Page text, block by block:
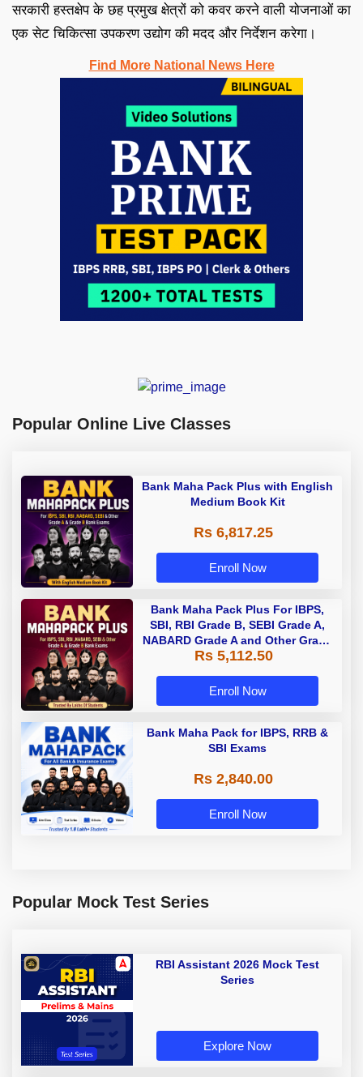
सरकारी हस्तक्षेप के छह प्रमुख क्षेत्रों को कवर करने वाली योजनाओं का
एक सेट चिकित्सा उपकरण उद्योग की मदद और निर्देशन करेगा।
Find More National News Here
Popular Online Live Classes
Bank Maha Pack Plus with English
Medium Book Kit
Rs 6,817.25
Enroll Now
Bank Maha Pack Plus For IBPS,
SBI, RBI Grade B, SEBI Grade A,
NABARD Grade A and Other Grade
A & Grade B Bank Exams
Rs 5,112.50
Enroll Now
Bank Maha Pack for IBPS, RRB &
SBI Exams
Rs 2,840.00
Enroll Now
Popular Mock Test Series
RBI Assistant 2026 Mock Test
Series
Explore Now